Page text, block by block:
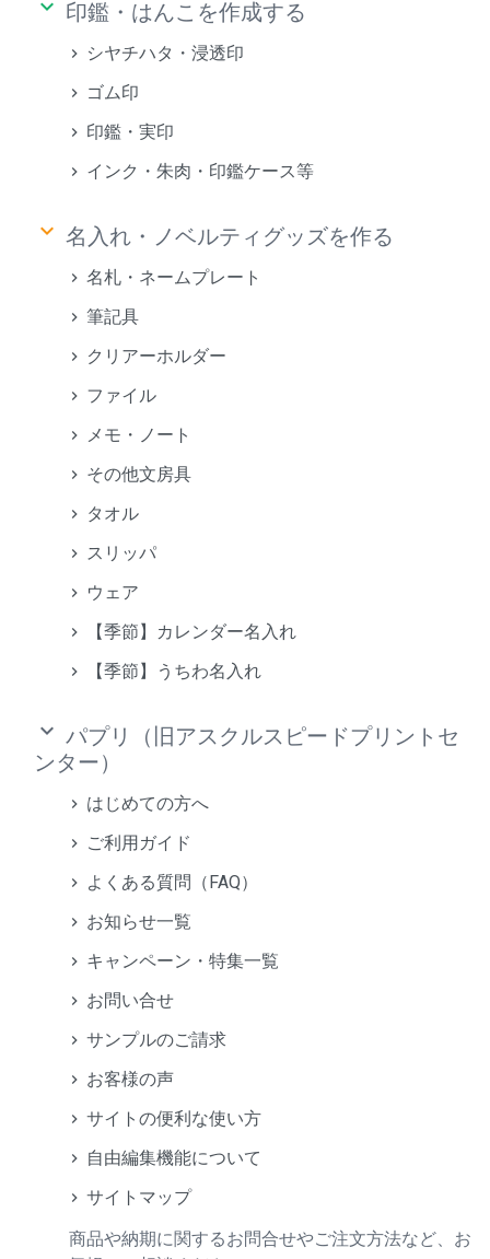
keyboard_arrow_down 印鑑・はんこを作成する
シヤチハタ・浸透印
ゴム印
印鑑・実印
インク・朱肉・印鑑ケース等
keyboard_arrow_down 名入れ・ノベルティグッズを作る
名札・ネームプレート
筆記具
クリアーホルダー
ファイル
メモ・ノート
その他文房具
タオル
スリッパ
ウェア
【季節】カレンダー名入れ
【季節】うちわ名入れ
keyboard_arrow_down パプリ（旧アスクルスピードプリントセ
ンター）
はじめての方へ
ご利用ガイド
よくある質問（FAQ）
お知らせ一覧
キャンペーン・特集一覧
お問い合せ
サンプルのご請求
お客様の声
サイトの便利な使い方
自由編集機能について
サイトマップ
商品や納期に関するお問合せやご注文方法など、お